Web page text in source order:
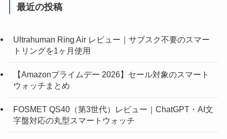
最近の投稿
Ultrahuman Ring Air レビュー｜サブスク不要のスマー
トリングを1ヶ月使用
【Amazonプライムデー 2026】セール対象のスマート
ウォッチまとめ
FOSMET QS40（第3世代）レビュー｜ChatGPT・AI文
字盤対応の丸型スマートウォッチ